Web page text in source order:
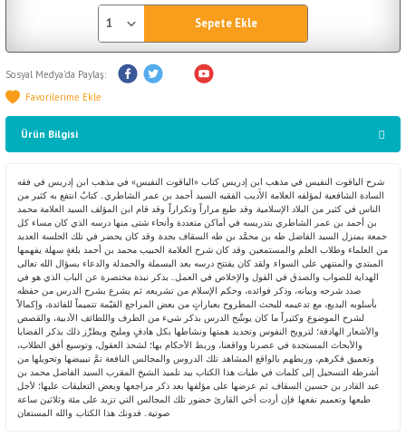
Sepete Ekle
Sosyal Medya'da Paylaş:
Ürün Bilgisi
شرح الياقوت النفيس في مذهب ابن إدريس كتاب «الياقوت النفيس» في مذهب ابن إدريس في فقه
السادة الشافعية لمؤلفه العلامة الأَديب الفقيه السيد أحمد بن عمر الشاطري.. كتابٌ انتفع به كثير من
الناس في كثير من البلاد الإسلامية. وقد طبع مراراً وتكراراً. وقد قام ابن المؤلف السيد العلامة محمد
بن أحمد بن عمر الشاطري بتدريسه في أماكن متعددة وأنحاء شتى. منها درسه الذي كان مساء كل
جمعة بمنزل السيد الفاضل طه بن محمَّد بن طه السقاف بجدة. وقد كان يحضر في تلك الجلسة العديد
من العلماء وطلاب العلم والمستمعين. وقد كان شرح العلامة الحبيب محمد بن أحمد بلغةٍ سهلة يفهمها
المبتدي والمنتهي على السواء. ولقد كان يفتتح درسه بعد البسملة والحمدلة والدعاء بسؤال الله تعالى
الهداية للصواب والصدق في القول والإخلاص في العمل.. بذكر نبذة مختصرة عن الباب الذي هو في
صدد شرحه وبيانه، وذكر فوائده، وحكم الإسلام من تشريعه. ثم يشرع بشرح الدرس من حفظه
بأسلوبه البديع، مع تدعيمه للبحث المطروح بعباراتٍ من بعض المراجع القيّمة تتميماً للفائدة، وإكمالاً
لشرح الموضوع. وكثيراً ما كان يوشّح الدرس بذكر شيء من الطرف واللطائف الأدبية، والقصص
والأشعار الهادفة؛ لترويح النفوس وتجديد همتها ونشاطها بكل هادفٍ ومليح. ويطرِّز ذلك بذكر القضايا
والأبحاث المستجدة في عصرنا وواقعنا، وربط الأحكام بها؛ لشحذ العقول، وتوسيع أفق الطلاب،
وتعميق فكرهم، وربطهم بالواقع المشاهد. تلك الدروس والمجالس النافعة تمَّ تبييضها وتحويلها من
أشرطة التسجيل إلى كلمات في طيات هذا الكتاب بيد تلميذ الشيخ المقرب السيد الفاضل محمد بن
عبد القادر بن حسين السقاف. ثم عرضها على مؤلفها بعد ذكر مراجعها وبعض التعليقات عليها؛ لأجل
طبعها وتعميم نفعها. فإن أردت أخي القارئ حضور تلك المجالس التي تزيد على مئة وثلاثين ساعة
صوتية.. فدونك هذا الكتاب. والله المستعان